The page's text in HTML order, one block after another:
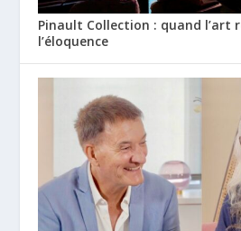
Pinault Collection : quand l’art
l’éloquence